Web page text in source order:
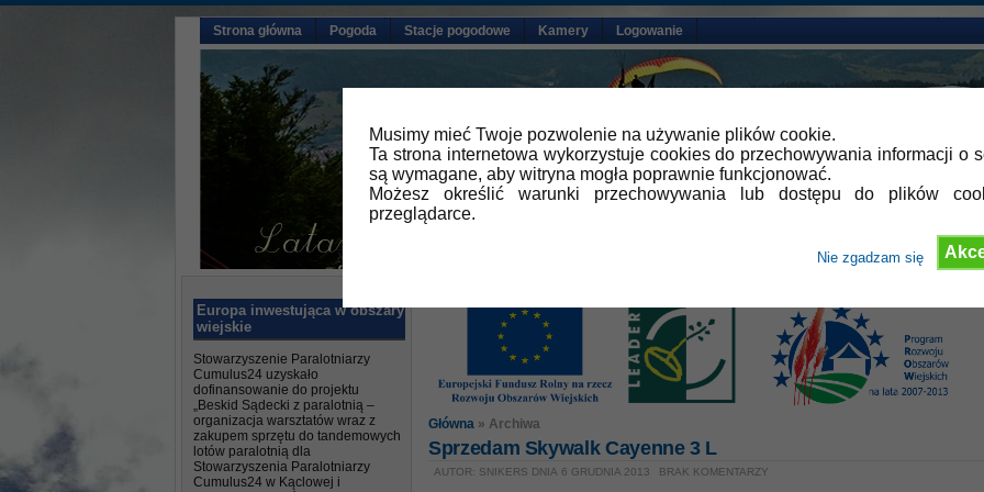
Musimy mieć Twoje pozwolenie na używanie plików cookie.
Ta strona internetowa wykorzystuje cookies do przechowywania informacji o
są wymagane, aby witryna mogła poprawnie funkcjonować.
Możesz określić warunki przechowywania lub dostępu do plików
przeglądarce.
Nie zgadzam się
Strona główna Pogoda Stacje pogodowe Kamery Logowanie
Europa inwestująca w obszary
wiejskie
Stowarzyszenie Paralotniarzy
Cumulus24 uzyskało
dofinansowanie do projektu
„Beskid Sądecki z paralotnią –
organizacja warsztatów wraz z
zakupem sprzętu do tandemowych
lotów paralotnią dla
Stowarzyszenia Paralotniarzy
Cumulus24 w Kąclowej i
Główna » Archiwa
Sprzedam Skywalk Cayenne 3 L
AUTOR: SNIKERS DNIA 6 GRUDNIA 2013 BRAK KOMENTARZY